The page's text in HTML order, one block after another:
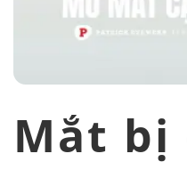
Mắt bị